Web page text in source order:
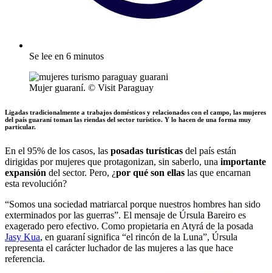
Se lee en 6 minutos
Mujer guaraní. © Visit Paraguay
Ligadas tradicionalmente a trabajos domésticos y relacionados con el campo, las mujeres
del país guaraní toman las riendas del sector turístico. Y lo hacen de una forma muy
particular.
En el 95% de los casos, las posadas turísticas del país están
dirigidas por mujeres que protagonizan, sin saberlo, una importante
expansión del sector. Pero, ¿por qué son ellas las que encarnan
esta revolución?
“Somos una sociedad matriarcal porque nuestros hombres han sido
exterminados por las guerras”. El mensaje de Úrsula Bareiro es
exagerado pero efectivo. Como propietaria en Atyrá de la posada
Jasy Kua, en guaraní significa “el rincón de la Luna”, Úrsula
representa el carácter luchador de las mujeres a las que hace
referencia.